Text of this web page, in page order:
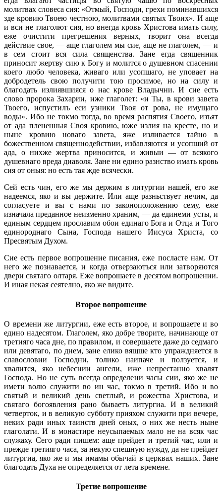
молитвах словеса сия: «Отмый, Господи, грехи поминавшихся
зде кровию Твоею честною, молитвами святых Твоих». И аще
и вси не глаголют сия, но внегда кровь Христова имать силу,
еже очистити прегрешения верных, творит она всегда
действие свое, — аще глаголем мы сие, аще не глаголем, — и
в сем стоит вся сила священства. Зане егда священник
приносит жертву сию к Богу и молится о душевном спасении
коего любо человека, живаго или усопшаго, не уповает на
добродетель свою получити тою просимое, но на силу и
благодать излиявшияся о нас крове Владычни. И сие есть
слово пророка Захарии, иже глаголет: «и Ты, в крови завета
Твоего, испустилъ еси узники Твоя от рова, не имущаго
воды». Ибо не токмо тогда, во время распятия Своего, изъят
от ада плененныя Своя кровию, юже излия на кресте, но и
ныне кровию новаго завета, яже изливается тайно в
божественном священнодействии, избавляются и усопший от
ада, о нихже жертва приносится, и живыи — от всякого
душевнаго вреда диаволя. Зане ни едино разнство имать кровь
сия от оныя: но есть тая жде всячески.
Сей есть чин, его же мы держим в литургии нашей, его же
надеемся, яко и вы держите. Или аще разньствует нечим, да
согласуете и вы с нами по законоположению сему, еже
изначала преданное неизменно храним, — да единеми усты, и
единым сердцем прославим обои единаго Бога и Отца и Того
единороднаго Сына, Господа нашего Иисуса Христа, со
Пресвятым Духом.
Сие есть первое вопрошение писания, еже посласте нам. От
него же познавается, и когда отверзаютъся или затворяются
двери святаго олтаря. Еже вопрошаете в десятом вопрошении.
И иная некая сеятелно, яко же видите.
Второе вопрошение
О времени же литургии, еже есть второе, и вопрошаете и во
едино надесятом. Глаголем, яко добре творите, начинающе от
третияго часа дне, по правилом, и совершаете даже до седмаго
или девятаго, по днем, зане елико вящше кто упраждняется в
славословии Господни, толико наипаче и ползуется, и
хвалится, яко небеснии ангели, иже непрестанно хвалят
Господа. Но не суть всегда определени часы сии, яко же не
имети волю служити во ин час, токмо в третий. Ибо и во
святый и великий день светлый, и рожества Христова, и
святаго богоявления рано бываетъ литургиа. И в великий
четверток, и в великую субботу прияхом служити при вечере,
неких ради иных таинств дней оных, о них же несть ныне
глаголати. И в монастире неусыпаемых мало не на всяк час
служаху. Сего ради пишем: аще прейдет и третий час, или и
прежде третияго часа, за некую спешную нужду, да не прейдет
литургиа, яко же и мы имамы обычай в церквах наших. Зане
благодать Духа не определяется от лета времене.
Третие вопрошение